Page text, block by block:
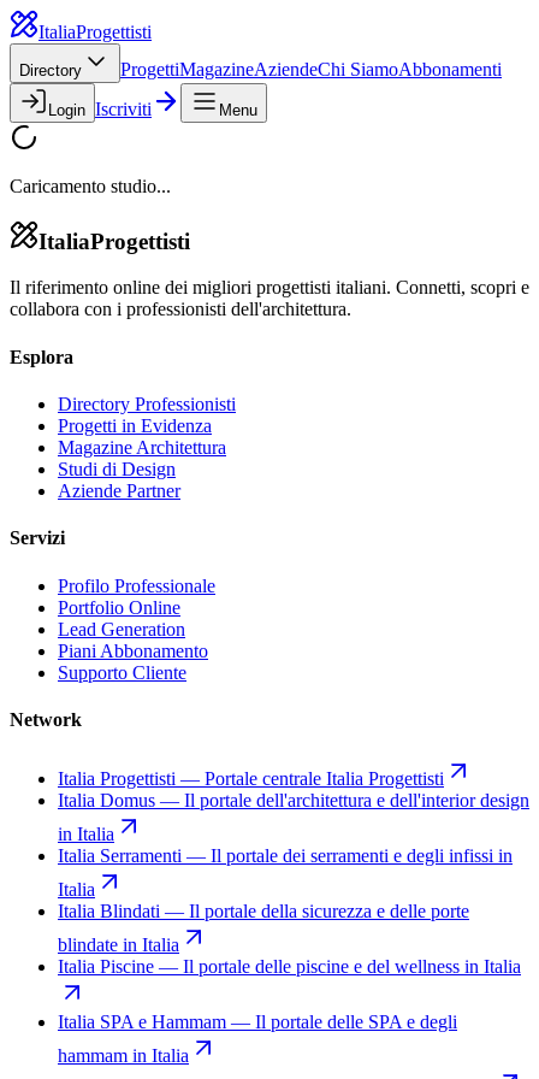
ItaliaProgettisti
Directory ProgettiMagazineAziendeChi SiamoAbbonamenti
Login Iscriviti Menu
Caricamento studio...
ItaliaProgettisti
Il riferimento online dei migliori progettisti italiani. Connetti, scopri e
collabora con i professionisti dell'architettura.
Esplora
Directory Professionisti
Progetti in Evidenza
Magazine Architettura
Studi di Design
Aziende Partner
Servizi
Profilo Professionale
Portfolio Online
Lead Generation
Piani Abbonamento
Supporto Cliente
Network
Italia Progettisti — Portale centrale Italia Progettisti
Italia Domus — Il portale dell'architettura e dell'interior design
in Italia
Italia Serramenti — Il portale dei serramenti e degli infissi in
Italia
Italia Blindati — Il portale della sicurezza e delle porte
blindate in Italia
Italia Piscine — Il portale delle piscine e del wellness in Italia
Italia SPA e Hammam — Il portale delle SPA e degli
hammam in Italia